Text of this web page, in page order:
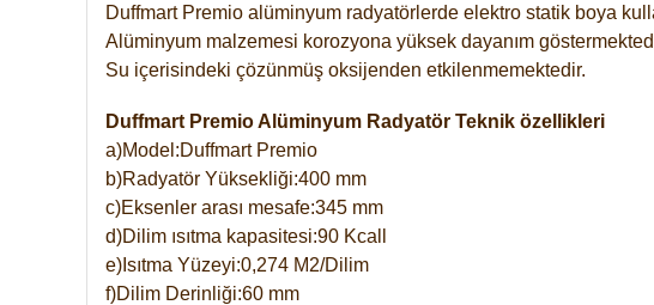
Duffmart Premio alüminyum radyatörlerde elektro statik boya
Alüminyum malzemesi korozyona yüksek dayanım
Su içerisindeki çözünmüş oksijenden etkilenmemektedir.
Duffmart Premio Alüminyum Radyatör Teknik özellikleri
a)Model:Duffmart Premio
b)Radyatör Yüksekliği:400 mm
c)Eksenler arası mesafe:345 mm
d)Dilim ısıtma kapasitesi:90 Kcall
e)Isıtma Yüzeyi:0,274 M2/Dilim
f)Dilim Derinliği:60 mm